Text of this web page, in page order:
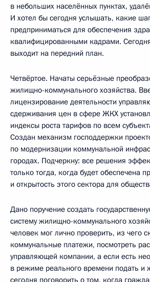
в небольших населённых пунктах,
И хотел бы сегодня услышать, какие
предприниматься для обеспечения
квалифицированными кадрами.
выходит на передний план.
Четвёртое. Начаты серьёзные
жилищно-коммунального хозяйства.
лицензирование деятельности
сдерживания цен в сфере ЖКХ
индексы роста тарифов по всем
Создан механизм господдержки
по модернизации коммунальной
городах. Подчеркну: все решения
только тогда, когда будет обеспечена
и открытость этого сектора для
Дано поручение создать
систему жилищно-коммунального
человек мог лично проверить, из чего
коммунальные платежи, посмотреть
управляющей компании, а если есть
в режиме реального времени подать и
сегодня поговорить о том, когда